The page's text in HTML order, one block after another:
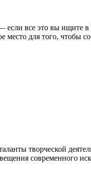
все это вы ищите
для того, чтобы
творческой
современного